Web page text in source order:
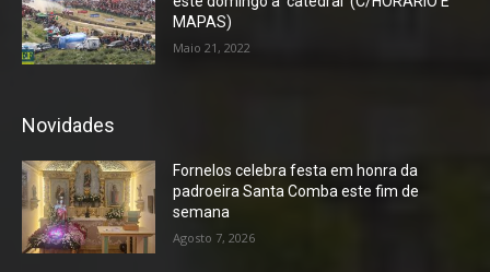
MAPAS)
Maio 21, 2022
Novidades
Fornelos celebra festa em honra da
padroeira Santa Comba este fim de
semana
Agosto 7, 2026